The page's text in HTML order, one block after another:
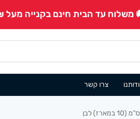
משלוח עד הבית חינם בקנייה מעל 500₪!
צרו קשר